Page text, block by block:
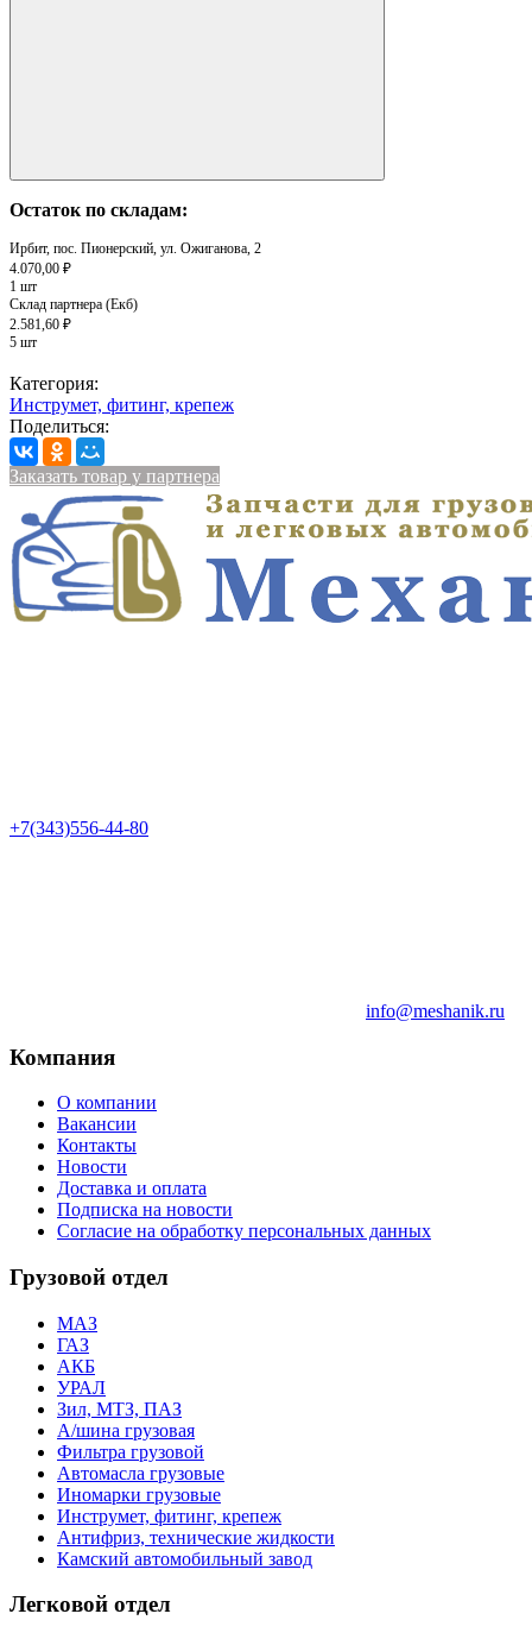
Остаток по складам:
Ирбит, пос. Пионерский, ул. Ожиганова, 2
4.070,00 ₽
1 шт
Склад партнера (Екб)
2.581,60 ₽
5 шт
Категория:
Инструмет, фитинг, крепеж
Поделиться:
Заказать товар у партнера
+7(343)556-44-80
info@meshanik.ru
Компания
О компании
Вакансии
Контакты
Новости
Доставка и оплата
Подписка на новости
Согласие на обработку персональных данных
Грузовой отдел
МАЗ
ГАЗ
АКБ
УРАЛ
Зил, МТЗ, ПАЗ
А/шина грузовая
Фильтра грузовой
Автомасла грузовые
Иномарки грузовые
Инструмет, фитинг, крепеж
Антифриз, технические жидкости
Камский автомобильный завод
Легковой отдел